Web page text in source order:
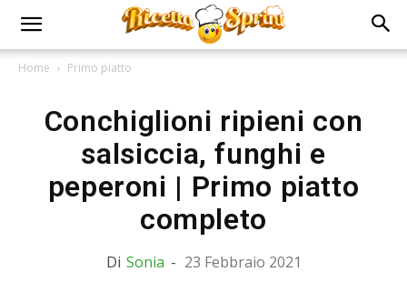
Home Primo piatto
Conchiglioni ripieni con
salsiccia, funghi e
peperoni | Primo piatto
completo
Di Sonia - 23 Febbraio 2021